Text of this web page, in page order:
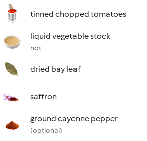
tinned chopped tomatoes
liquid vegetable stock
hot
dried bay leaf
saffron
ground cayenne pepper
(optional)